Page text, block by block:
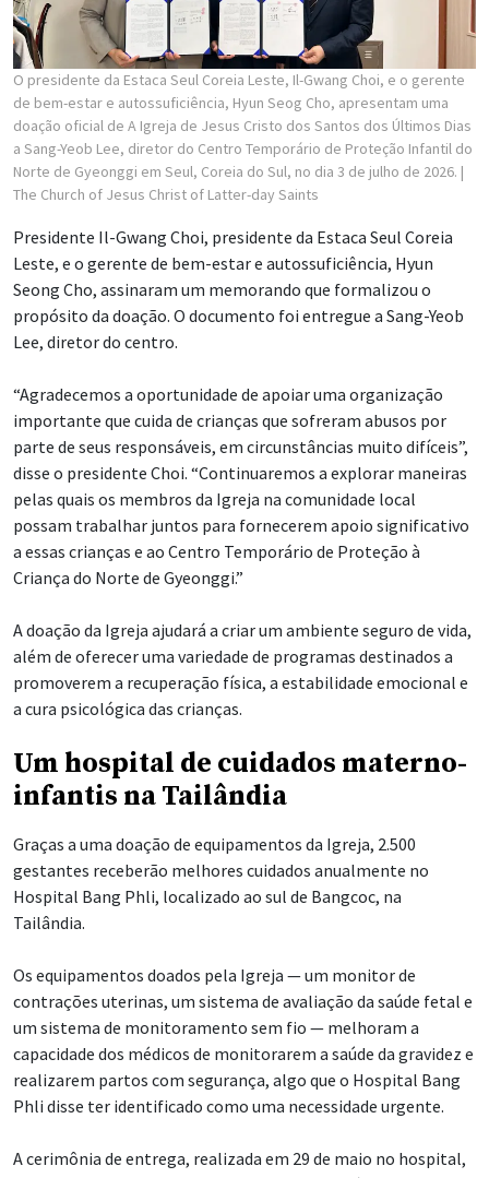
O presidente da Estaca Seul Coreia Leste, Il-Gwang Choi, e o gerente
de bem-estar e autossuficiência, Hyun Seog Cho, apresentam uma
doação oficial de A Igreja de Jesus Cristo dos Santos dos Últimos Dias
a Sang-Yeob Lee, diretor do Centro Temporário de Proteção Infantil do
Norte de Gyeonggi em Seul, Coreia do Sul, no dia 3 de julho de 2026. |
The Church of Jesus Christ of Latter-day Saints
Presidente Il-Gwang Choi, presidente da Estaca Seul Coreia
Leste, e o gerente de bem-estar e autossuficiência, Hyun
Seong Cho, assinaram um memorando que formalizou o
propósito da doação. O documento foi entregue a Sang-Yeob
Lee, diretor do centro.
“Agradecemos a oportunidade de apoiar uma organização
importante que cuida de crianças que sofreram abusos por
parte de seus responsáveis, em circunstâncias muito difíceis”,
disse o presidente Choi. “Continuaremos a explorar maneiras
pelas quais os membros da Igreja na comunidade local
possam trabalhar juntos para fornecerem apoio significativo
a essas crianças e ao Centro Temporário de Proteção à
Criança do Norte de Gyeonggi.”
A doação da Igreja ajudará a criar um ambiente seguro de vida,
além de oferecer uma variedade de programas destinados a
promoverem a recuperação física, a estabilidade emocional e
a cura psicológica das crianças.
Um hospital de cuidados materno-
infantis na Tailândia
Graças a uma doação de equipamentos da Igreja, 2.500
gestantes receberão melhores cuidados anualmente no
Hospital Bang Phli, localizado ao sul de Bangcoc, na
Tailândia.
Os equipamentos doados pela Igreja — um monitor de
contrações uterinas, um sistema de avaliação da saúde fetal e
um sistema de monitoramento sem fio — melhoram a
capacidade dos médicos de monitorarem a saúde da gravidez e
realizarem partos com segurança, algo que o Hospital Bang
Phli disse ter identificado como uma necessidade urgente.
A cerimônia de entrega, realizada em 29 de maio no hospital,